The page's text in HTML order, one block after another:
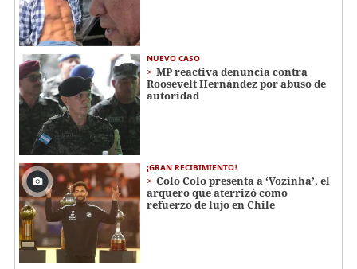
NUEVO CASO
MP reactiva denuncia contra
Roosevelt Hernández por abuso de
autoridad
¡GRAN RECIBIMIENTO!
Colo Colo presenta a ‘Vozinha’, el
arquero que aterrizó como
refuerzo de lujo en Chile